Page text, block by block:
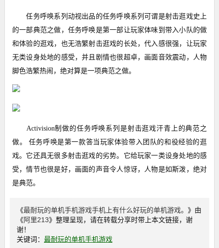
任务呼唤系列动视出品的任务呼唤系列可谓是射击逛戏史上
的一部典范之做，任务呼唤是第一部让玩家体味到带入小队的做
和体验的逛戏，也无浩繁射击逛戏的长处，代入感很强，让玩家
无类设身处地的感受，并且剧情也很超卓，画面音效震动，人物
脚色浩繁热闹，绝对算是一项典范之做。
Activision制做的任务呼唤系列是射击逛戏汗青上的典范之
做。 任务呼唤是第一款答当玩家体验带入团队的和役经验的逛
戏。它还具无很多射击逛戏的劣势。它给玩家一类设身处地的感
受，情节也很是好，画面的声音令人惊讶，人物是如斯泼，绝对
是典范。
《最耐玩的单机手机游戏手机上有什么好玩的单机游戏。 》由
《阿里213》整理呈现，请在转载分享时带上本文链接，谢
谢！
关键词： 最耐玩的单机手机游戏